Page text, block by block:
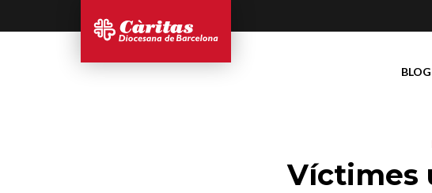
Víctimes